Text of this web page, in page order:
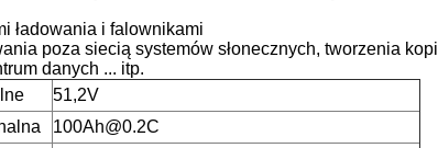
ładowania i falownikami
poza siecią systemów słonecznych, tworzenia
danych ... itp.
51,2V
100Ah@0.2C